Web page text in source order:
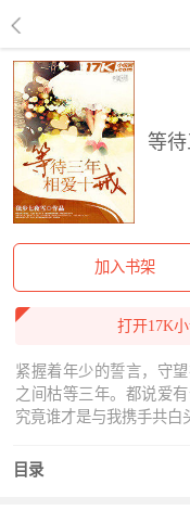
等
加入书架
打开17K
紧握着年少的誓言，守
之间枯等三年。都说爱
究竟谁才是与我携手共
目录